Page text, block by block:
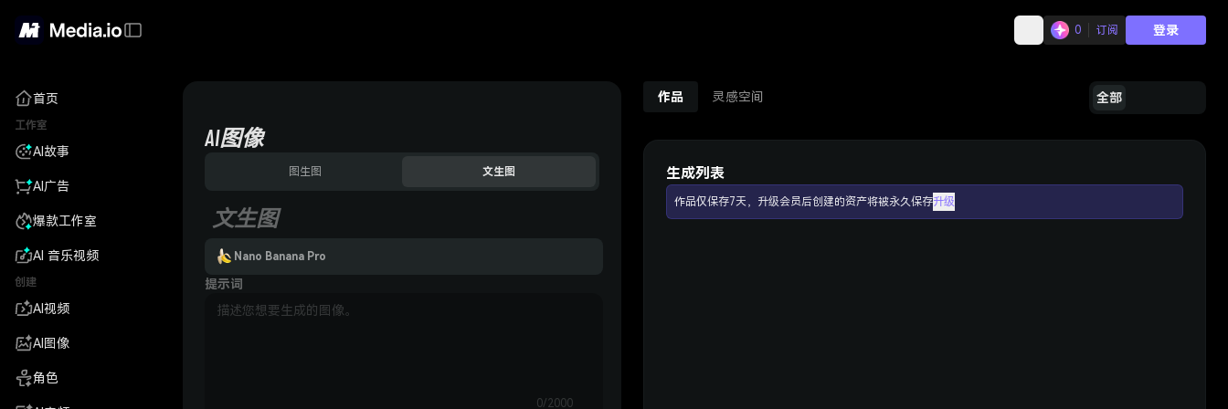
0 订阅 登录
首页
工作室
AI故事
AI广告
爆款工作室
AI 音乐视频
创建
AI视频
AI图像
角色
AI图像
图生图 文生图
文生图
Nano Banana Pro
提示词
0/2000
作品 灵感空间 全部
生成列表
作品仅保存7天，升级会员后创建的资产将被永久保存升级